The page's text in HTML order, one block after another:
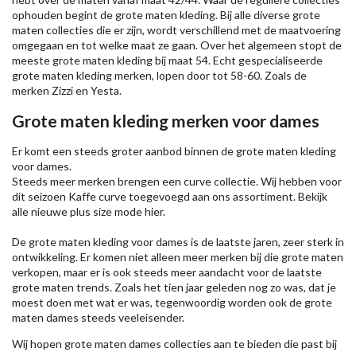
ophouden begint de grote maten kleding. Bij alle diverse grote
maten collecties die er zijn, wordt verschillend met de maatvoering
omgegaan en tot welke maat ze gaan. Over het algemeen stopt de
meeste grote maten kleding bij maat 54. Echt gespecialiseerde
grote maten kleding merken, lopen door tot 58-60. Zoals de
merken Zizzien Yesta.
Grote maten kleding merken voor dames
Er komt een steeds groter aanbod binnen de grote maten kleding
voor dames.
Steeds meer merken brengen een curve collectie. Wij hebben voor
dit seizoen Kaffecurve toegevoegd aan ons assortiment. Bekijk
alle nieuweplus size modehier.
De grote maten kleding voor dames is de laatste jaren, zeer sterk in
ontwikkeling. Er komen niet alleen meer merken bij die grote maten
verkopen, maar er is ook steeds meer aandacht voor de laatste
grote maten trends. Zoals het tien jaar geleden nog zo was, dat je
moest doen met wat er was, tegenwoordig worden ook de grote
maten dames steeds veeleisender.
Wij hopen grote maten dames collecties aan te bieden die past bij